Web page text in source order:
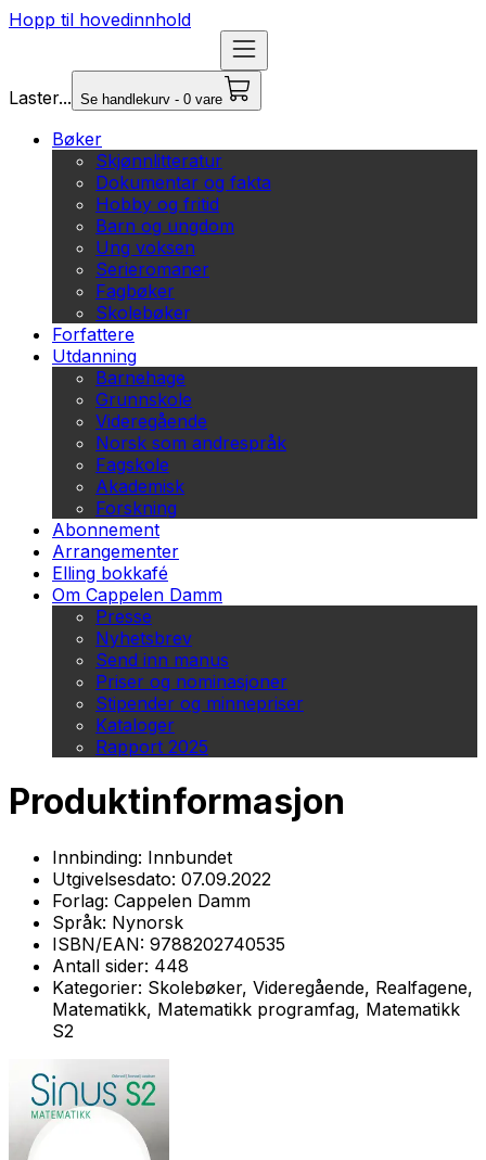
Hopp til hovedinnhold
Laster... Se handlekurv - 0 vare
Bøker
Skjønnlitteratur
Dokumentar og fakta
Hobby og fritid
Barn og ungdom
Ung voksen
Serieromaner
Fagbøker
Skolebøker
Forfattere
Utdanning
Barnehage
Grunnskole
Videregående
Norsk som andrespråk
Fagskole
Akademisk
Forskning
Abonnement
Arrangementer
Elling bokkafé
Om Cappelen Damm
Presse
Nyhetsbrev
Send inn manus
Priser og nominasjoner
Stipender og minnepriser
Kataloger
Rapport 2025
Produktinformasjon
Innbinding: Innbundet
Utgivelsesdato: 07.09.2022
Forlag: Cappelen Damm
Språk: Nynorsk
ISBN/EAN: 9788202740535
Antall sider: 448
Kategorier: Skolebøker, Videregående, Realfagene,
Matematikk, Matematikk programfag, Matematikk
S2